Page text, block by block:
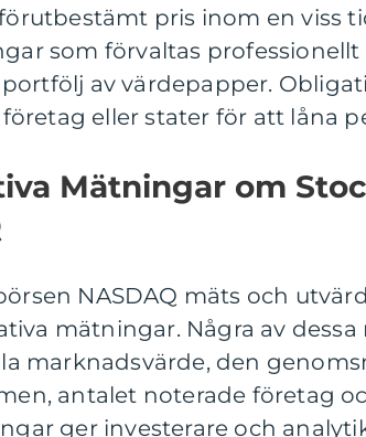
pris inom en viss
som förvaltas professionellt
av värdepapper.
eller stater för att låna
Mätningar om
NASDAQ mäts och
mätningar. Några av
marknadsvärde, den
antalet noterade företag
ger investerare och